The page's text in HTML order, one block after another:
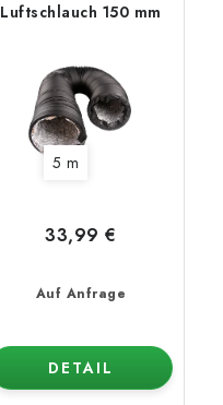
Luftschlauch 150 mm
5 m
Auf Anfrage
33,99 €
DETAIL